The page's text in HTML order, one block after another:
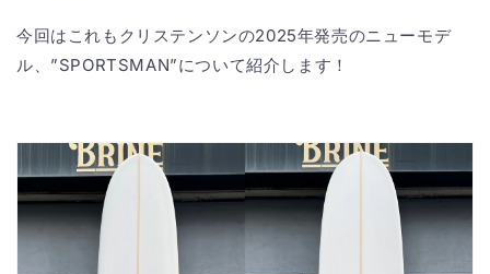
今回はこれもクリステンソンの2025年発売のニューモデ
ル、”SPORTSMAN”について紹介します！